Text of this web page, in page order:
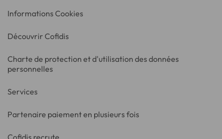
Informations Cookies
Découvrir Cofidis
Charte de protection et d'utilisation des données
personnelles
Services
Partenaire paiement en plusieurs fois
Cofidis recrute